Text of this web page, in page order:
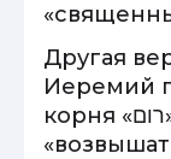
Другая
Иеремий
корня «רום» (rom), что означает